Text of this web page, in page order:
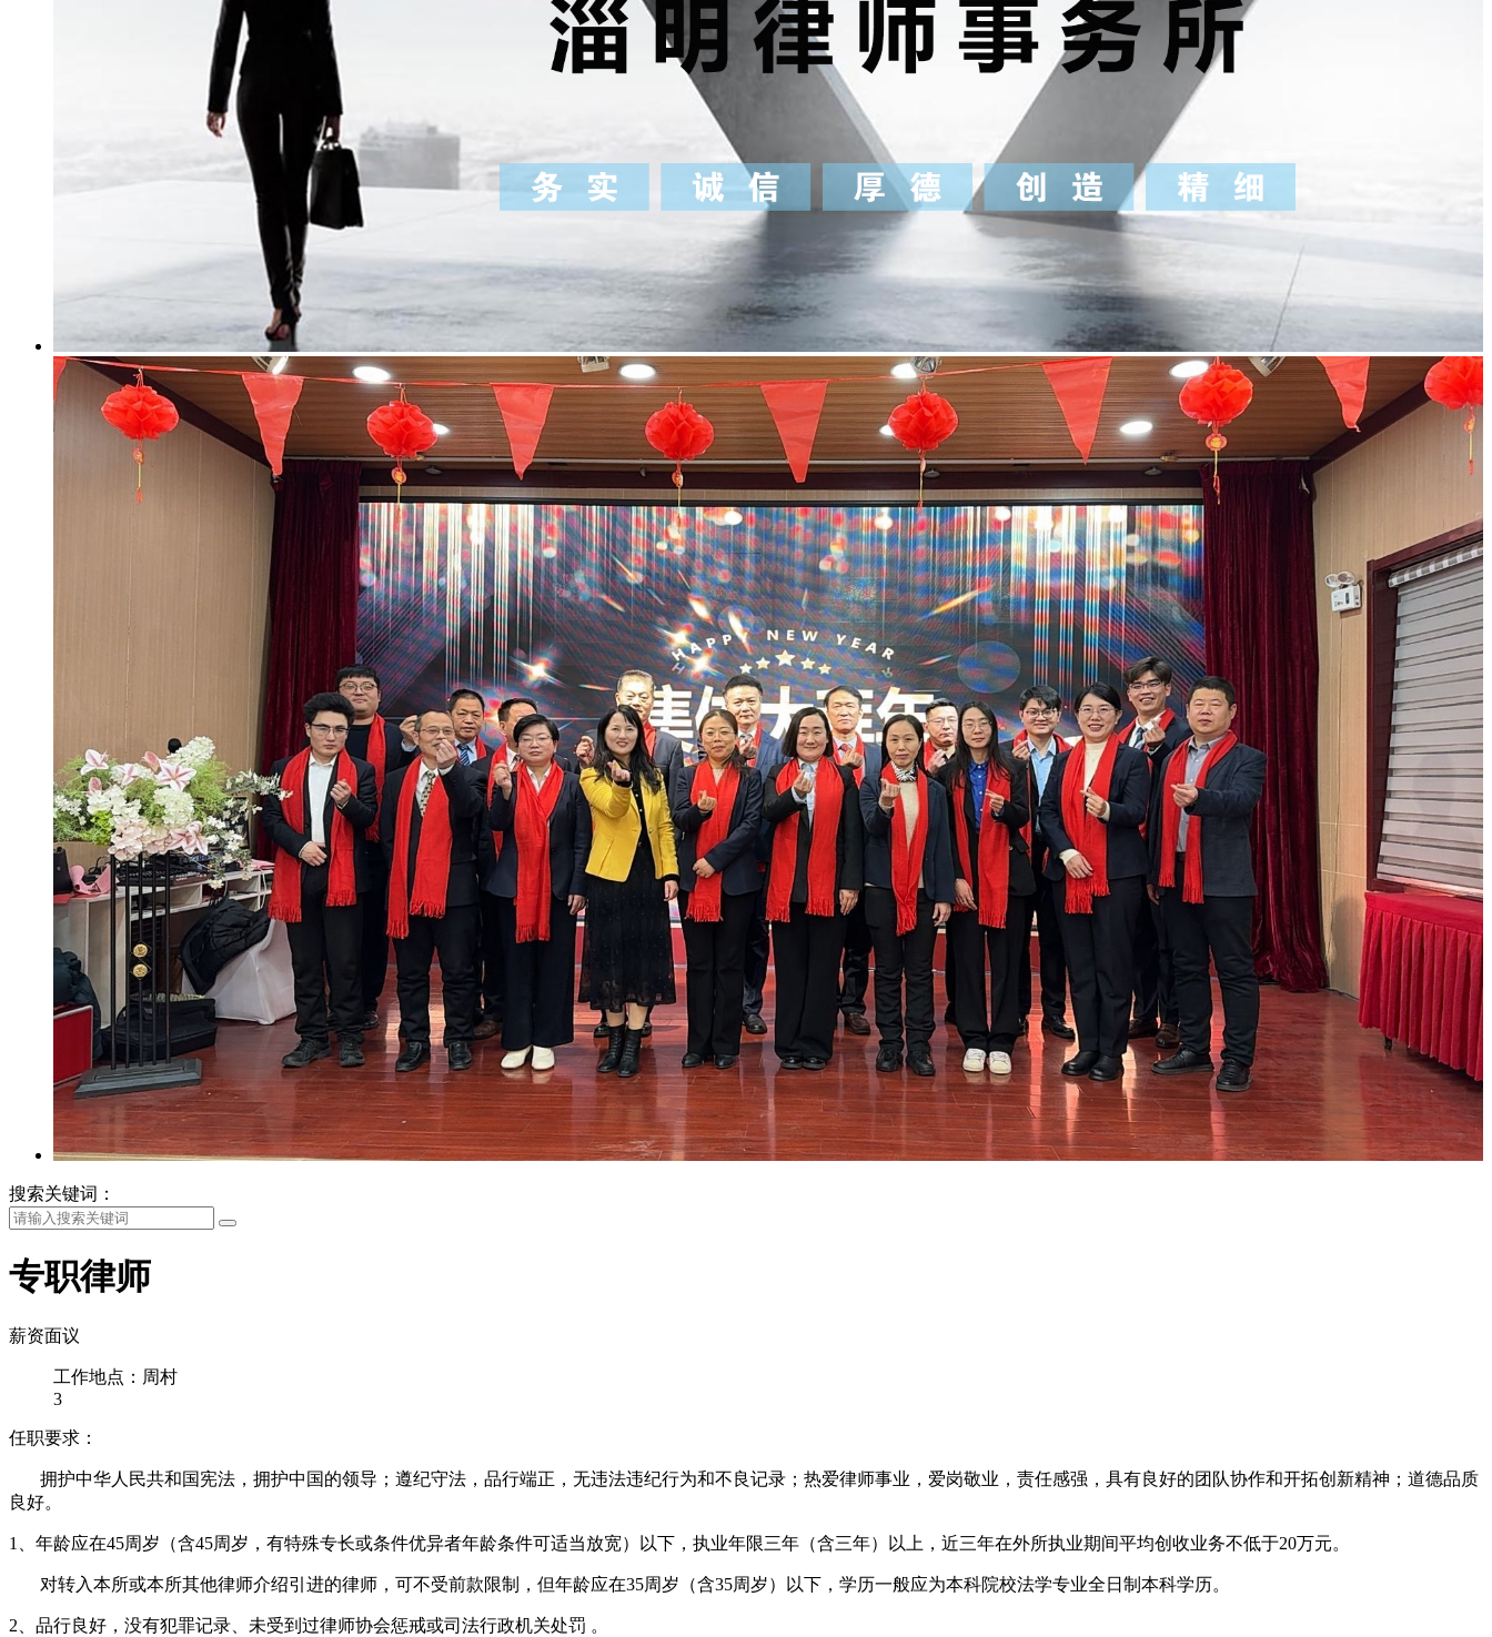
搜索关键词：
专职律师
薪资面议
工作地点：周村
3
任职要求：
拥护中华人民共和国宪法，拥护中国的领导；遵纪守法，品行端正，无违法违纪行为和不良记录；热爱律师事业，爱岗敬业，责任感强，具有良好的团队协作和开拓创新精神；道德品质
良好。
1、年龄应在45周岁（含45周岁，有特殊专长或条件优异者年龄条件可适当放宽）以下，执业年限三年（含三年）以上，近三年在外所执业期间平均创收业务不低于20万元。
对转入本所或本所其他律师介绍引进的律师，可不受前款限制，但年龄应在35周岁（含35周岁）以下，学历一般应为本科院校法学专业全日制本科学历。
2、品行良好，没有犯罪记录、未受到过律师协会惩戒或司法行政机关处罚 。